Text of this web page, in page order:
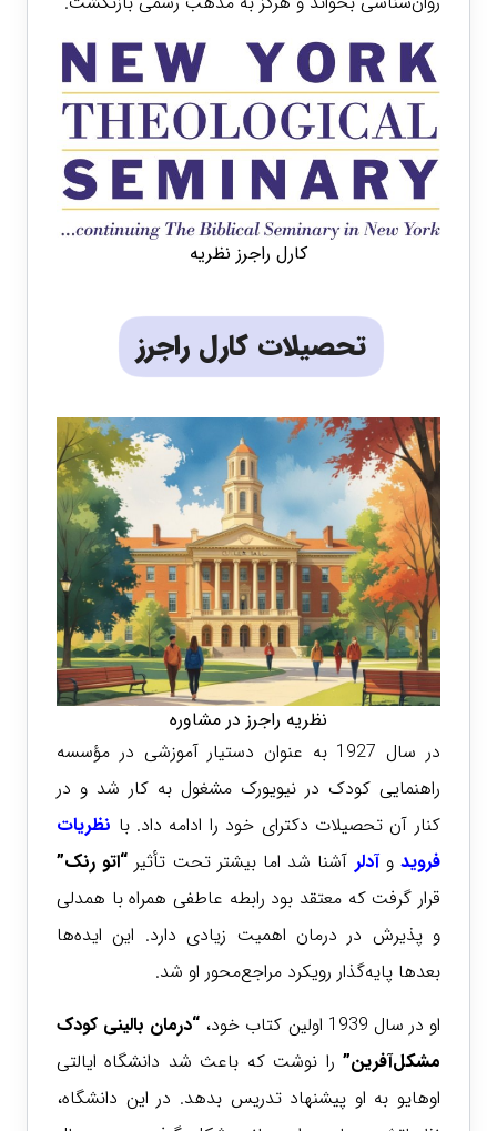
کارل راجرز نظریه
تحصیلات کارل راجرز
نظریه راجرز در مشاوره
در سال 1927 به عنوان دستیار آموزشی در مؤسسه
راهنمایی کودک در نیویورک مشغول به کار شد و در
کنار آن تحصیلات دکترای خود را ادامه داد. با نظریات
فروید و آدلر آشنا شد اما بیشتر تحت تأثیر “اتو رنک”
قرار گرفت که معتقد بود رابطه عاطفی همراه با همدلی
و پذیرش در درمان اهمیت زیادی دارد. این ایده‌ها
بعدها پایه‌گذار رویکرد مراجع‌محور او شد.
او در سال 1939 اولین کتاب خود،
“درمان بالینی کودک
مشکل‌آفرین” را نوشت که باعث شد دانشگاه ایالتی
اوهایو به او پیشنهاد تدریس بدهد. در این دانشگاه،